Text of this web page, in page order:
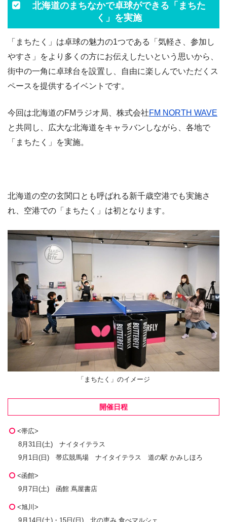
北海道のまちなかで卓球ができる「まちた
く」を実施
「まちたく」は卓球の魅力の1つである「気軽さ、参加し
やすさ」をより多くの方にお伝えしたいという思いから、
街中の一角に卓球台を設置し、自由に楽しんでいただくス
ペースを提供するイベントです。
今回は北海道のFMラジオ局、株式会社FM NORTH WAVE
と共同し、広大な北海道をキャラバンしながら、各地で
「まちたく」を実施。
北海道の空の玄関口とも呼ばれる新千歳空港でも実施さ
れ、空港での「まちたく」は初となります。
「まちたく」のイメージ
開催日程
<帯広>
8月31日(土) ナイタイテラス
9月1日(日) 帯広競馬場 ナイタイテラス 道の駅 かみしほろ
<函館>
9月7日(土) 函館 蔦屋書店
<旭川>
9月14日(土)・15日(日) 北の恵み 食べマルシェ